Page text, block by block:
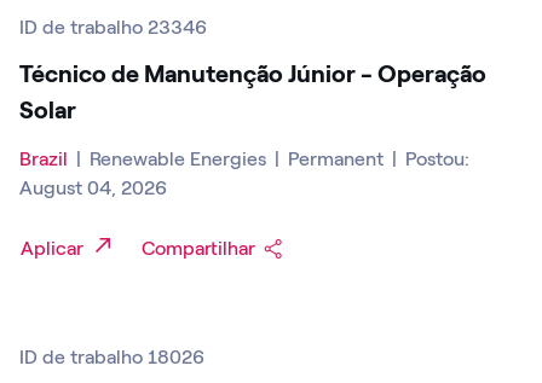
ID de trabalho 23346
Técnico de Manutenção Júnior - Operação
Solar
Brazil Renewable Energies Permanent
Postou:
August 04, 2026
Aplicar Compartilhar
ID de trabalho 18026